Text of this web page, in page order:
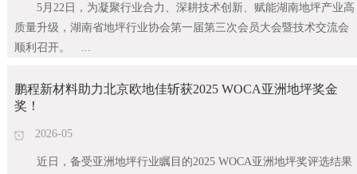
5月22日，为凝聚行业合力、深耕技术创新、赋能湖南地坪产业高
质量升级，湖南省地坪行业协会第一届第三次会员大会暨技术交流会
顺利召开。 ...
鹏程新材料助力北京欧地佳斩获2025 WOCA亚洲地坪奖金
奖！
2026-05
近日，备受亚洲地坪行业瞩目的2025 WOCA亚洲地坪奖评选结果